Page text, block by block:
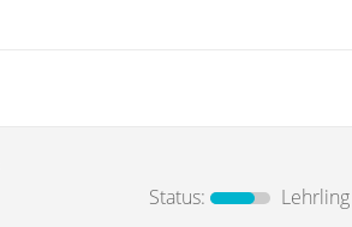
Status:
Lehrling